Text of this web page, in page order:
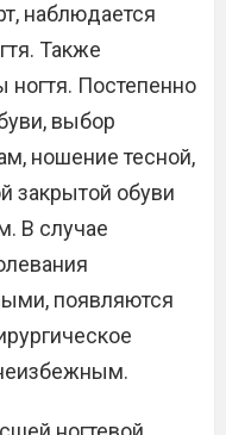
наблюдается
Также
Постепенно
выбор
ношение тесной,
закрытой обуви
В случае
появляются